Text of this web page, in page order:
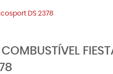
DS 2378